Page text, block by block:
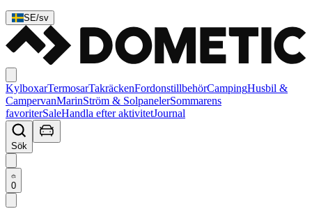
SE/sv
KylboxarTermosarTakräckenFordonstillbehörCampingHusbil &
CampervanMarinStröm & SolpanelerSommarens
favoriterSaleHandla efter aktivitetJournal
Sök
0